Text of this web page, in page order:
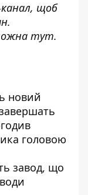
, щоб
тут.
новий
головою
завод, що